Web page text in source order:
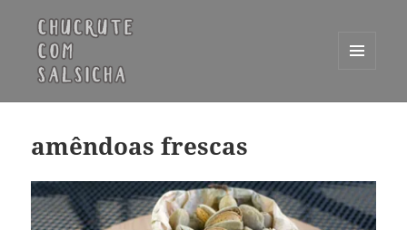
WIDGETS
amêndoas frescas